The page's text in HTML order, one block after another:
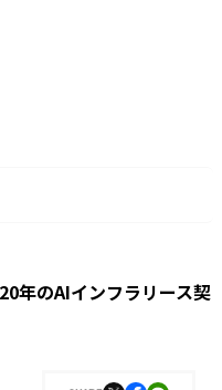
年のAIインフラリース契